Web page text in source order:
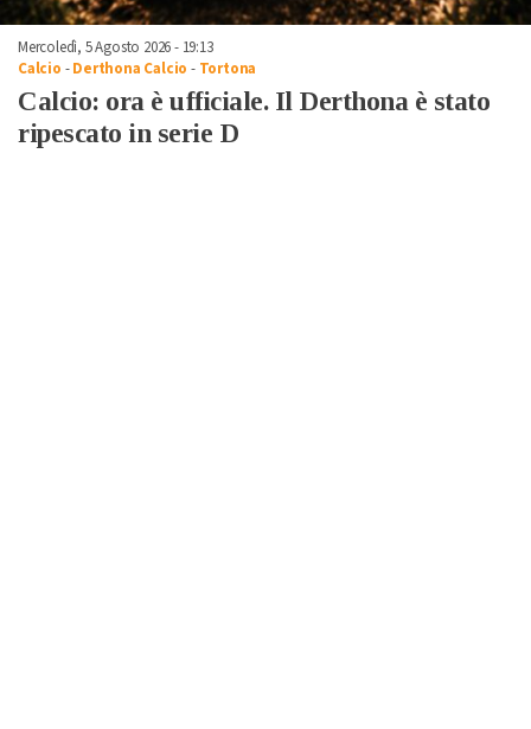
Mercoledì, 5 Agosto 2026 - 19:13
Calcio -Derthona Calcio - Tortona
Calcio: ora è ufficiale. Il Derthona è stato
ripescato in serie D